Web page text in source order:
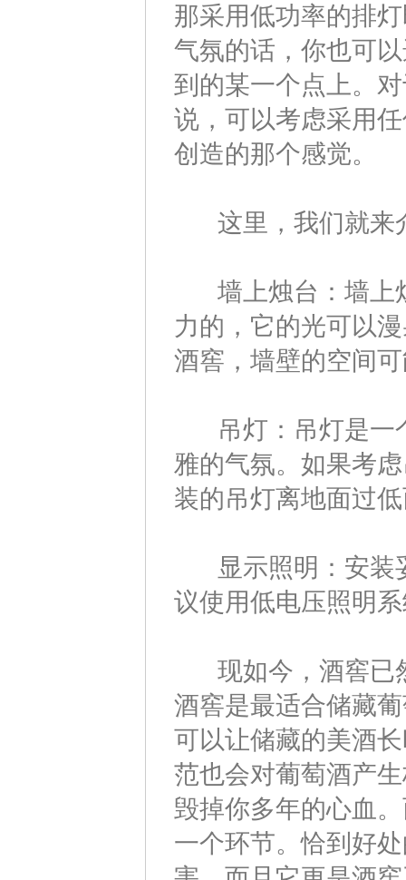
那采用低功率的排
气氛的话，你也可
到的某一个点上。
说，可以考虑采用
创造的那个感觉。
这里，我们就来
墙上烛台：墙上
力的，它的光可以
酒窖，墙壁的空间
吊灯：吊灯是一
雅的气氛。如果考
装的吊灯离地面过
显示照明：安装
议使用低电压照明
现如今，酒窖已
酒窖是最适合储藏
可以让储藏的美酒
范也会对葡萄酒产
毁掉你多年的心血
一个环节。恰到好